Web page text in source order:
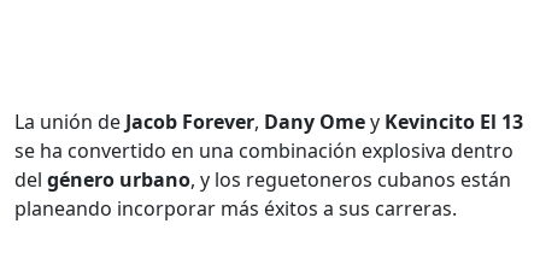
La unión de Jacob Forever, Dany Omey Kevincito El 13
se ha convertido en una combinación explosiva dentro
del género urbano, y los reguetoneros cubanos están
planeando incorporar más éxitos a sus carreras.